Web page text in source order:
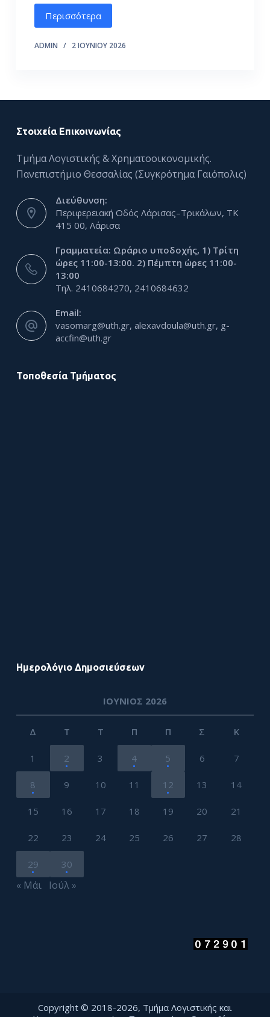
Περισσότερα
ADMIN 2 ΙΟΥΝΊΟΥ 2026
Στοιχεία Επικοινωνίας
Τμήμα Λογιστικής & Χρηματοοικονομικής.
Πανεπιστήμιο Θεσσαλίας (Συγκρότημα Γαιόπολις)
Διεύθυνση:
Περιφερειακή Οδός Λάρισας–Τρικάλων, ΤΚ
415 00, Λάρισα
Γραμματεία: Ωράριο υποδοχής, 1) Τρίτη
ώρες 11:00-13:00. 2) Πέμπτη ώρες 11:00-
13:00
Τηλ. 2410684270, 2410684632
Email:
vasomarg@uth.gr, alexavdoula@uth.gr, g-
accfin@uth.gr
Τοποθεσία Τμήματος
Ημερολόγιο Δημοσιεύσεων
ΙΟΎΝΙΟΣ 2026
Δ Τ Τ Π Π Σ Κ
1 2 3 4 5 6 7
8 9 10 11 12 13 14
15 16 17 18 19 20 21
22 23 24 25 26 27 28
29 30
« Μάι Ιούλ »
Copyright © 2018-2026, Τμήμα Λογιστικής και